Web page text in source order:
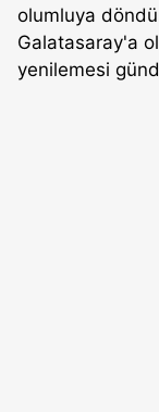
olumluya
Galatasaray'a
yenilemesi